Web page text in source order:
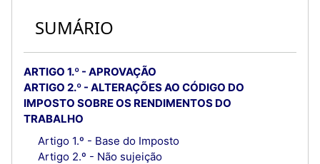
SUMÁRIO
ARTIGO 1.º - APROVAÇÃO
ARTIGO 2.º - ALTERAÇÕES AO CÓDIGO DO
IMPOSTO SOBRE OS RENDIMENTOS DO
TRABALHO
Artigo 1.º - Base do Imposto
Artigo 2.º - Não sujeição